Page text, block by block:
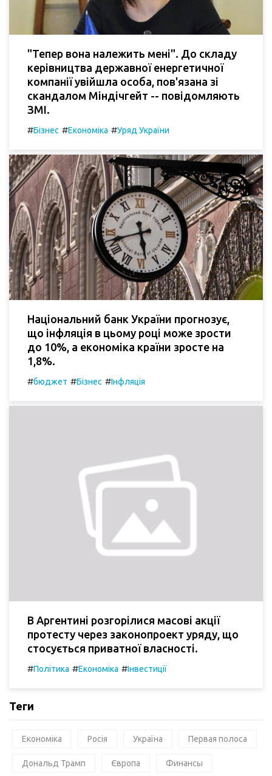
"Тепер вона належить мені". До складу
керівництва державної енергетичної
компанії увійшла особа, пов'язана зі
скандалом Міндічгейт -- повідомляють
ЗМІ.
#Бізнес #Економіка #Уряд України
Національний банк України прогнозує,
що інфляція в цьому році може зрости
до 10%, а економіка країни зросте на
1,8%.
#бюджет #Бізнес #Інфляція
В Аргентині розгорілися масові акції
протесту через законопроект уряду, що
стосується приватної власності.
#Політика #Економіка #Інвестиції
Теги
Економіка Росія Україна Первая полоса
Дональд Трамп Європа Финансы